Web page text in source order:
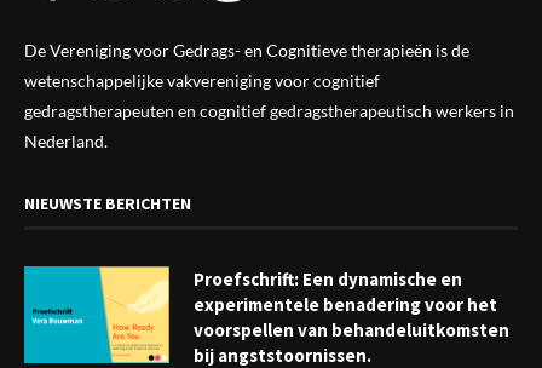
De Vereniging voor Gedrags- en Cognitieve therapieën is de
wetenschappelijke vakverenigingvoor cognitief
gedragstherapeuten en cognitief gedragstherapeutisch werkers in
Nederland.
NIEUWSTE BERICHTEN
Proefschrift: Een dynamische en
experimentele benadering voor het
voorspellen van behandeluitkomsten
bij angststoornissen.